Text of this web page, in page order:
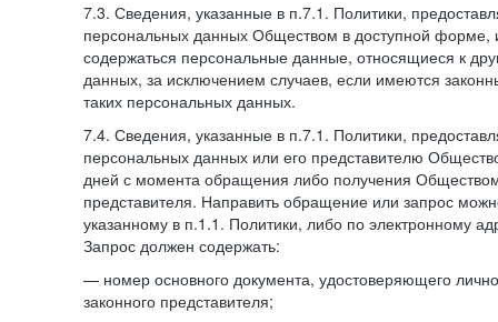
7.3. Сведения, указанные в п.7.1. Политики,
персональных данных Обществом в доступной форме,
содержаться персональные данные, относящиеся к
данных, за исключением случаев, если имеются
таких персональных данных.
7.4. Сведения, указанные в п.7.1. Политики,
персональных данных или его представителю
дней с момента обращения либо получения
представителя. Направить обращение или запрос
указанному в п.1.1. Политики, либо по электронному
Запрос должен содержать:
— номер основного документа, удостоверяющего
законного представителя;